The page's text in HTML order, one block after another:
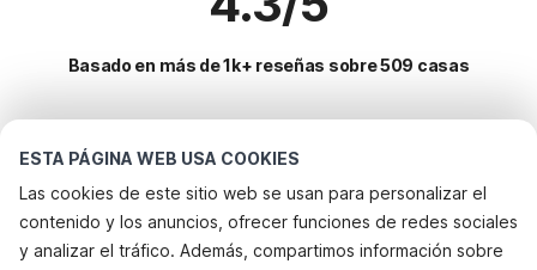
ESTA PÁGINA WEB USA COOKIES
Las cookies de este sitio web se usan para personalizar el
contenido y los anuncios, ofrecer funciones de redes sociales
y analizar el tráfico. Además, compartimos información sobre
Basado en más de 1k+ reseñas sobre 509 casas
Destinos más populares para vacaciones
Ciudades con los mejores servicios para vacaciones
Apartamentos de vacaciones brujas
Servicios populares para vacaciones en Oostkamp